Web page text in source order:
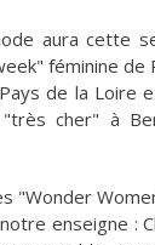
aura cette
féminine de
de la Loire
cher" à
"Wonder
enseigne :